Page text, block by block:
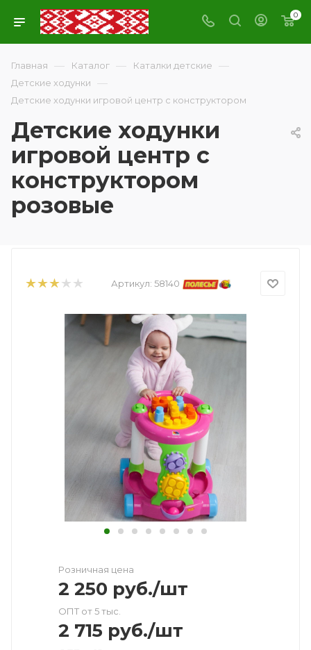
0
Главная — Каталог — Каталки детские —
Детские ходунки —
Детские ходунки игровой центр с конструктором
Детские ходунки
игровой центр с
конструктором
розовые
Артикул: 58140
Розничная цена
2 250 руб./шт
ОПТ от 5 тыс.
2 715 руб./шт